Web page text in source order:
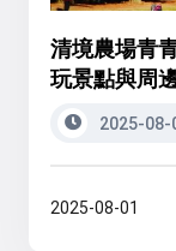
清境農場青
玩景點與周
2025-08-
2025-08-01